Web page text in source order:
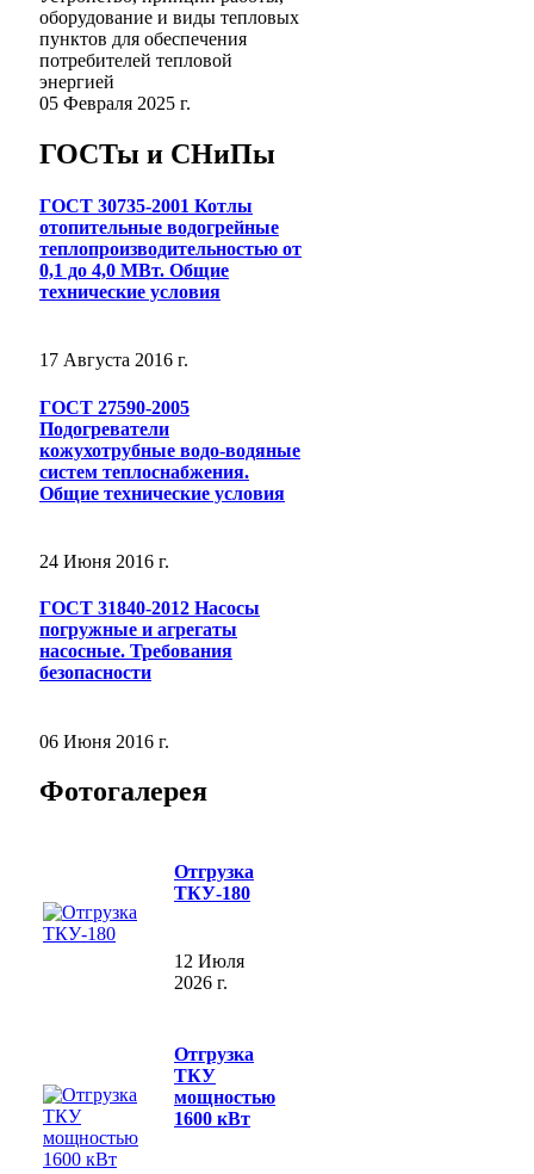
оборудование и виды тепловых
пунктов для обеспечения
потребителей тепловой
энергией
05 Февраля 2025 г.
ГОСТы и СНиПы
ГОСТ 30735-2001 Котлы
отопительные водогрейные
теплопроизводительностью от
0,1 до 4,0 МВт. Общие
технические условия
17 Августа 2016 г.
ГОСТ 27590-2005
Подогреватели
кожухотрубные водо-водяные
систем теплоснабжения.
Общие технические условия
24 Июня 2016 г.
ГОСТ 31840-2012 Насосы
погружные и агрегаты
насосные. Требования
безопасности
06 Июня 2016 г.
Фотогалерея
Отгрузка
ТКУ-180
12 Июля
2026 г.
Отгрузка
ТКУ
мощностью
1600 кВт